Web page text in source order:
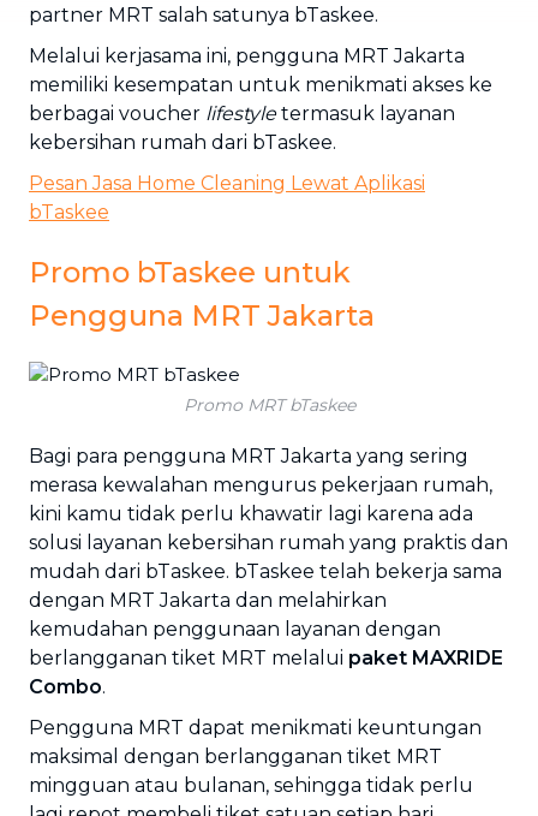
partner MRT salah satunya bTaskee.
Melalui kerjasama ini, pengguna MRT Jakarta
memiliki kesempatan untuk menikmati akses ke
berbagai voucher lifestyletermasuk layanan
kebersihan rumah dari bTaskee.
Pesan Jasa Home Cleaning Lewat Aplikasi
bTaskee
Promo bTaskee untuk
Pengguna MRT Jakarta
Promo MRT bTaskee
Bagi para pengguna MRT Jakarta yang sering
merasa kewalahan mengurus pekerjaan rumah,
kini kamu tidak perlu khawatir lagi karena ada
solusi layanan kebersihan rumah yang praktis dan
mudah dari bTaskee. bTaskee telah bekerja sama
dengan MRT Jakarta dan melahirkan
kemudahan penggunaan layanan dengan
berlangganan tiket MRT melalui paket MAXRIDE
Combo.
Pengguna MRT dapat menikmati keuntungan
maksimal dengan berlangganan tiket MRT
mingguan atau bulanan, sehingga tidak perlu